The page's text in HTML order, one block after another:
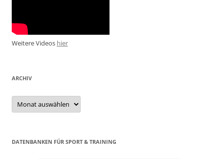
Weitere Videos hier
ARCHIV
Archiv
DATENBANKEN FÜR SPORT & TRAINING